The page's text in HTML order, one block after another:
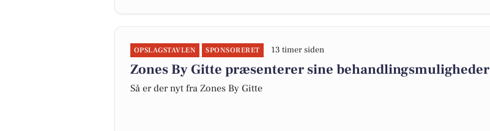
OPSLAGSTAVLEN SPONSORERET 13 timer siden
Zones By Gitte præsenterer sine behandlingsmuligheder
Så er der nyt fra Zones By Gitte